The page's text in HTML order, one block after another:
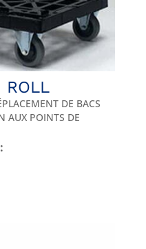
ROLL
DE BACS
AUX POINTS DE